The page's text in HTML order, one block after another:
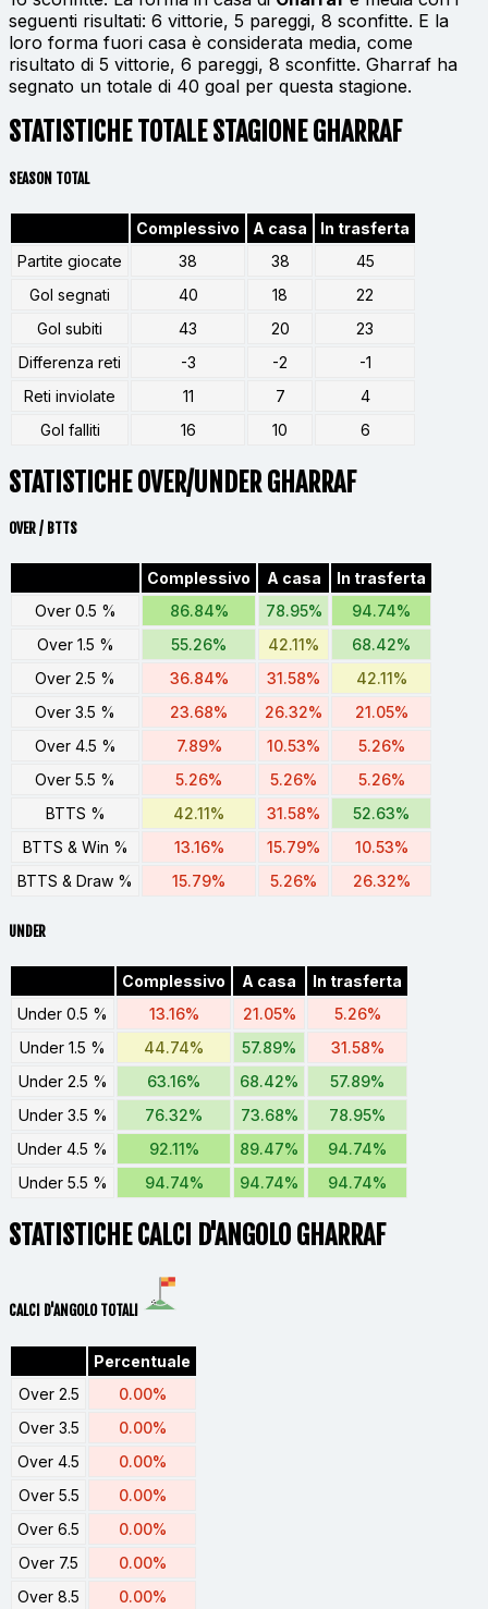
seguenti risultati: 6 vittorie, 5 pareggi, 8 sconfitte. E la
loro forma fuori casa è considerata media, come
risultato di 5 vittorie, 6 pareggi, 8 sconfitte. Gharraf ha
segnato un totale di 40 goal per questa stagione.
STATISTICHE TOTALE STAGIONE GHARRAF
SEASON TOTAL
Complessivo A casa
In trasferta
Partite giocate
38 38
45
Gol segnati
40 18
22
Gol subiti
43 20
23
Differenza reti
-3 -2
-1
Reti inviolate
11 7
4
Gol falliti
16 10 6
STATISTICHE OVER/UNDER GHARRAF
OVER / BTTS
Complessivo A casa
In trasferta
Over 0.5 %
86.84% 78.95%
94.74%
Over 1.5 %
55.26% 42.11%
68.42%
Over 2.5 %
36.84% 31.58%
42.11%
Over 3.5 %
23.68% 26.32%
21.05%
Over 4.5 %
7.89% 10.53%
5.26%
Over 5.5 %
5.26% 5.26%
5.26%
BTTS %
42.11% 31.58%
52.63%
BTTS & Win %
13.16% 15.79%
10.53%
BTTS & Draw %
15.79% 5.26% 26.32%
UNDER
Complessivo A casa
In trasferta
Under 0.5 %
13.16% 21.05%
5.26%
Under 1.5 %
44.74% 57.89%
31.58%
Under 2.5 %
63.16% 68.42%
57.89%
Under 3.5 %
76.32% 73.68%
78.95%
Under 4.5 %
92.11% 89.47%
94.74%
Under 5.5 %
94.74% 94.74% 94.74%
STATISTICHE CALCI D'ANGOLO GHARRAF
CALCI D'ANGOLO TOTALI
Percentuale
Over 2.5
0.00%
Over 3.5
0.00%
Over 4.5
0.00%
Over 5.5
0.00%
Over 6.5
0.00%
Over 7.5
0.00%
Over 8.5
0.00%